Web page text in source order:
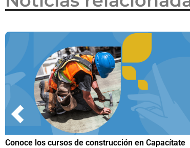
Papuchis y el Sueño Michoacano como